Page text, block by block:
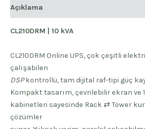
Açıklama
CL210DRM | 10 kVA
CL210DRM Online UPS, çok çeşitli
çalışabilen
DSPkontrollü, tam dijital raf-tipi güç
Kompakt tasarım, çevrilebilir ekran ve
kabinetleri sayesinde Rack ⇄ Tower
çözümler